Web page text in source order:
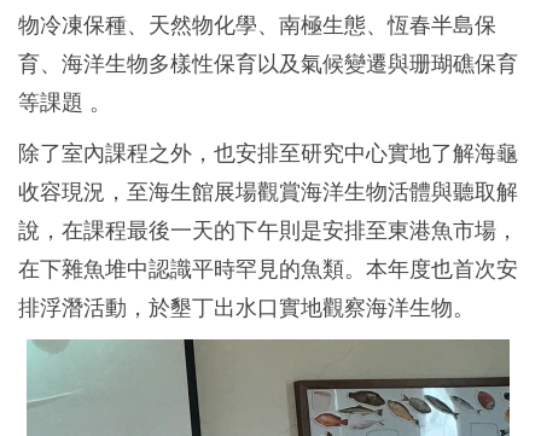
物冷凍保種、天然物化學、南極生態、恆春半島保
育、海洋生物多樣性保育以及氣候變遷與珊瑚礁保育
等課題 。
除了室內課程之外，也安排至研究中心實地了解海龜
收容現況，至海生館展場觀賞海洋生物活體與聽取解
說，在課程最後一天的下午則是安排至東港魚市場，
在下雜魚堆中認識平時罕見的魚類。本年度也首次安
排浮潛活動，於墾丁出水口實地觀察海洋生物。